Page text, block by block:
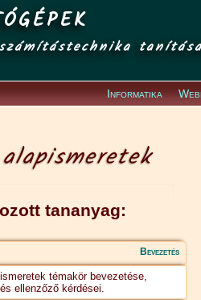
Informatika
tananyag:
Bevezetés
témakör bevezetése,
ellenzőző kérdései.